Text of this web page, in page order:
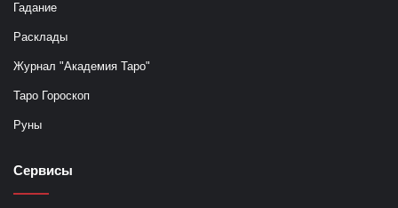
Гадание
Расклады
Журнал "Академия Таро"
Таро Гороскоп
Руны
Сервисы